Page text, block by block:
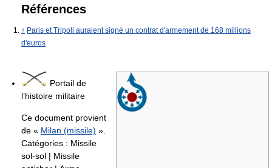
Références
↑ Paris et Tripoli auraient signé un contrat d'armement de 168 millions
d'euros
Portail de
l’histoire militaire
Ce document provient
de « Milan (missile) ».
Catégories : Missile
sol-sol | Missile